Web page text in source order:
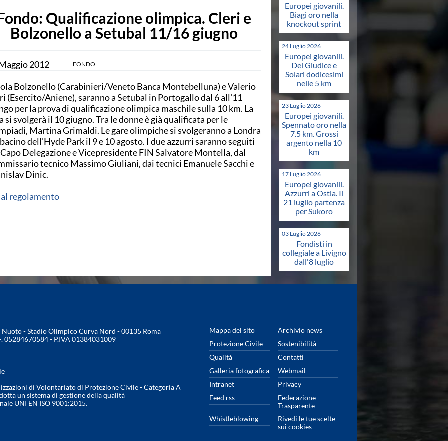
Qualificazione olimpica. Cleri e
Bolzonello a Setubal 11/16 giugno
2012 FONDO
Bolzonello (Carabinieri/Veneto Banca Montebelluna) e Valerio
(Esercito/Aniene), saranno a Setubal in Portogallo dal 6 all'11
per la prova di qualificazione olimpica maschile sulla 10 km. La
si svolgerà il 10 giugno. Tra le donne è già qualificata per le
Martina Grimaldi. Le gare olimpiche si svolgeranno a Londra
dell'Hyde Park il 9 e 10 agosto. I due azzurri saranno seguiti
Delegazione e Vicepresidente FIN Salvatore Montella, dal
tecnico Massimo Giuliani, dai tecnici Emanuele Sacchi e
Dinic.
regolamento
Europei giovanili.
Biagi oro nella
knockout sprint
24 Luglio 2026
Europei giovanili.
Del Giudice e
Solari dodicesimi
nelle 5 km
23 Luglio 2026
Europei giovanili.
Spennato oro nella
7.5 km. Grossi
argento nella 10
km
17 Luglio 2026
Europei giovanili.
Azzurri a Ostia. Il
21 luglio partenza
per Sukoro
03 Luglio 2026
Fondisti in
collegiale a Livigno
dall'8 luglio
- Stadio Olimpico Curva Nord - 00135 Roma
05284670584 - P.IVA 01384031009
di Volontariato di Protezione Civile - Categoria A
un sistema di gestione della qualità
UNI EN ISO 9001:2015.
Mappa del sito
Archivio news
Protezione Civile
Sostenibilità
Qualità
Contatti
Galleria fotografica
Webmail
Intranet
Privacy
Feed rss
Federazione
Trasparente
Whistleblowing
Rivedi le tue scelte
sui cookies